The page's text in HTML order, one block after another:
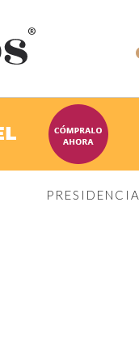
®
PRESIDENCIA